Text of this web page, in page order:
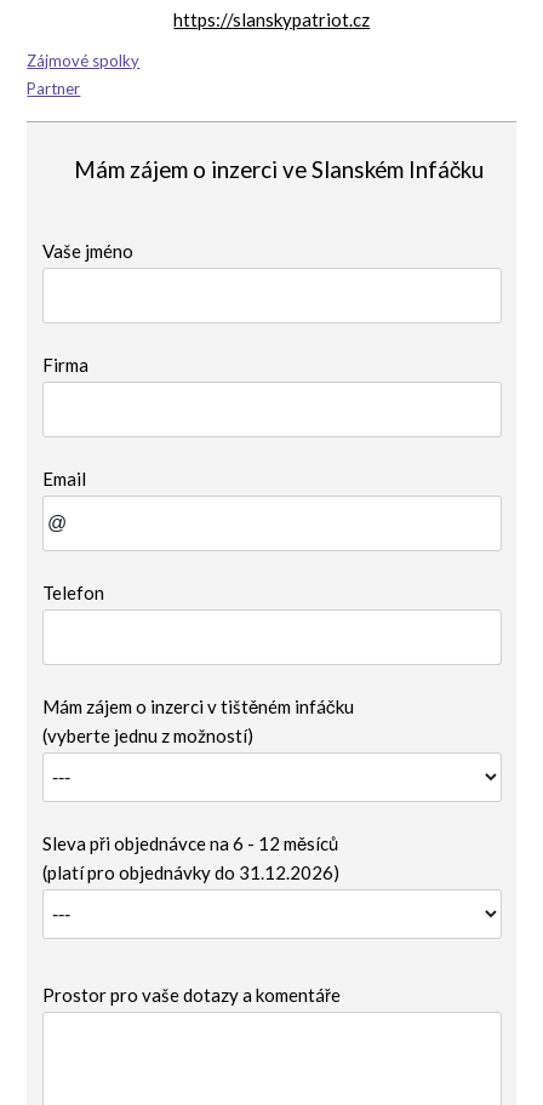
https://slanskypatriot.cz
Zájmové spolky
Partner
Mám zájem o inzerci ve Slanském Infáčku
Vaše jméno
Firma
Email
Telefon
Mám zájem o inzerci v tištěném infáčku
(vyberte jednu z možností)
Sleva při objednávce na 6 - 12 měsíců
(platí pro objednávky do 31.12.2026)
Prostor pro vaše dotazy a komentáře